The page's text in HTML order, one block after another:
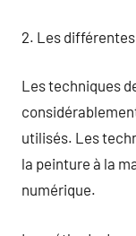
2. Les
Les techniques
utilisés. Les
la peinture à la
numérique.